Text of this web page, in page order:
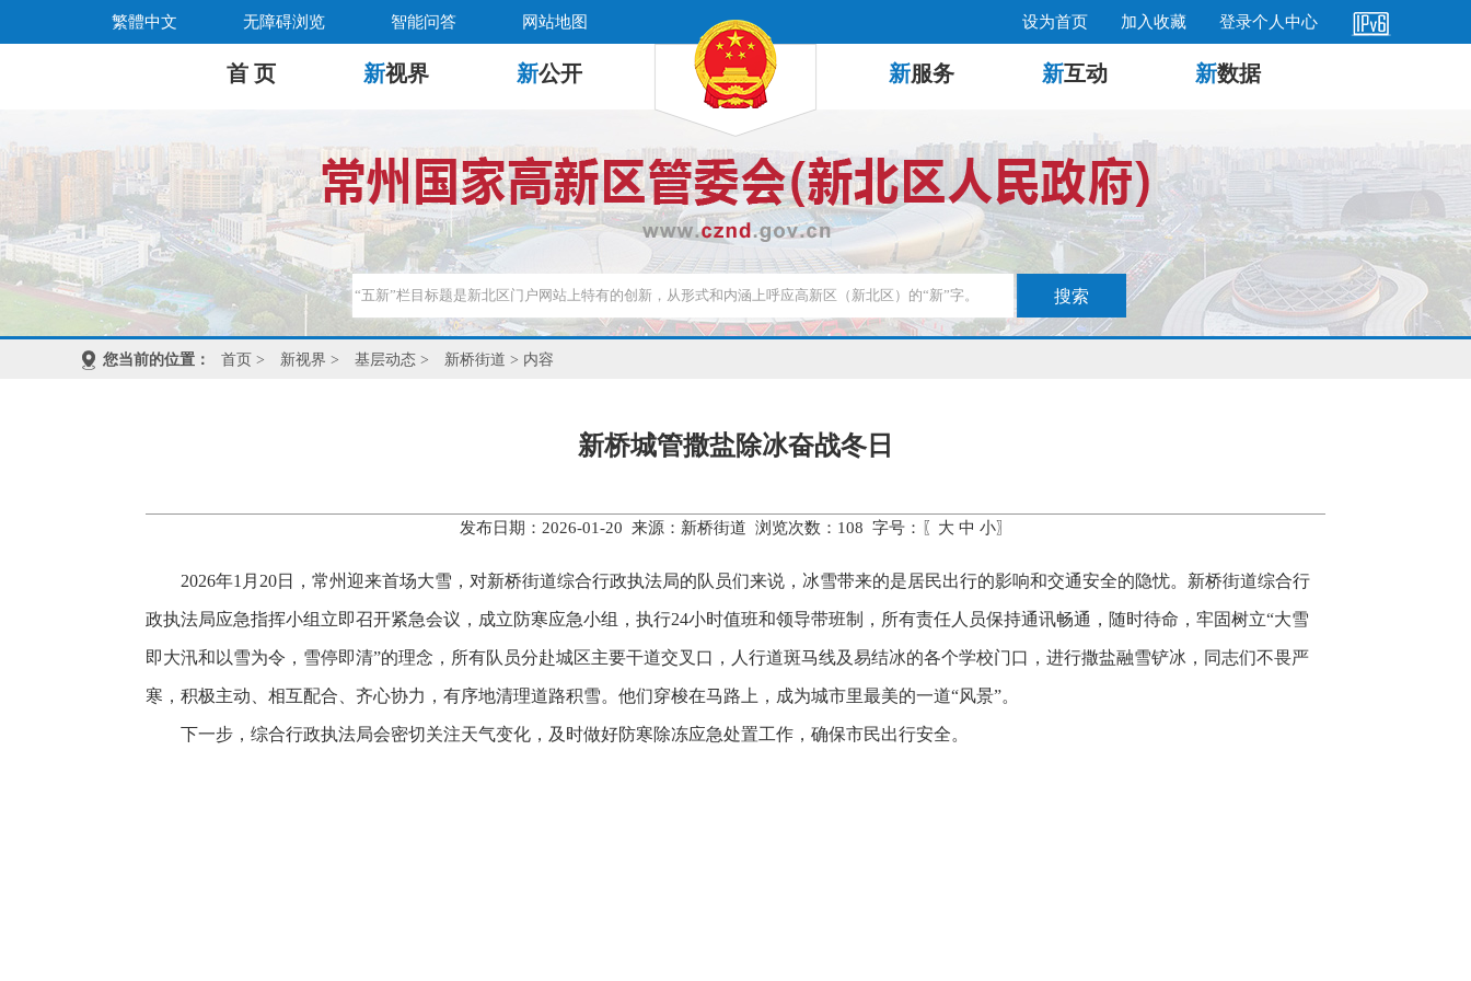
繁體中文 无障碍浏览 智能问答 网站地图 设为首页 加入收藏 登录个人中心
首 页 新视界 新公开 新服务 新互动 新数据
您当前的位置： 首页 > 新视界 > 基层动态 > 新桥街道 > 内容
新桥城管撒盐除冰奋战冬日
发布日期：2026-01-20 来源：新桥街道 浏览次数： 108 字号：〖 大 中 小〗
2026年1月20日，常州迎来首场大雪，对新桥街道综合行政执法局的队员们来说，冰雪带来的是居民出行的影响和交通安全的隐忧。新桥街道综合行
政执法局应急指挥小组立即召开紧急会议，成立防寒应急小组，执行24小时值班和领导带班制，所有责任人员保持通讯畅通，随时待命，牢固树立“大雪
即大汛和以雪为令，雪停即清”的理念，所有队员分赴城区主要干道交叉口，人行道斑马线及易结冰的各个学校门口，进行撒盐融雪铲冰，同志们不畏严
寒，积极主动、相互配合、齐心协力，有序地清理道路积雪。他们穿梭在马路上，成为城市里最美的一道“风景”。
下一步，综合行政执法局会密切关注天气变化，及时做好防寒除冻应急处置工作，确保市民出行安全。